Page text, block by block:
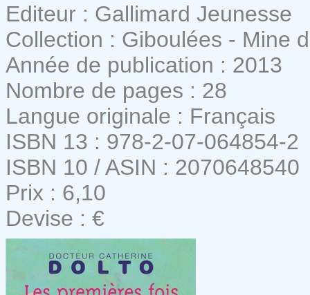
Editeur : Gallimard Jeunesse
Collection : Giboulées - Mine
Année de publication : 2013
Nombre de pages : 28
Langue originale : Français
ISBN 13 : 978-2-07-064854-2
ISBN 10 / ASIN : 2070648540
Prix : 6,10
Devise : €